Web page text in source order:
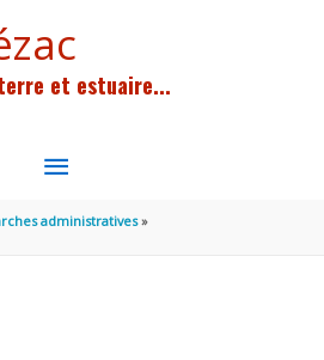
et estuaire...
MENU
PRINCIPAL
administratives